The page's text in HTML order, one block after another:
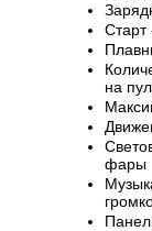
Старт
на
фары